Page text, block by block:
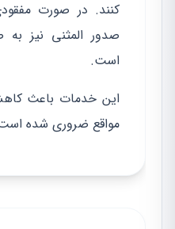
کنند. در صورت
صدور المثنی نیز به
است.
این خدمات باعث
مواقع ضروری شده